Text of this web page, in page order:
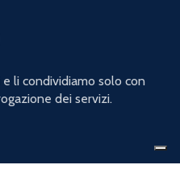
li condividiamo solo con
dei servizi.